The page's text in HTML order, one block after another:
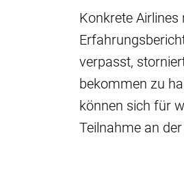
Konkrete
verpasst,
bekommen zu
können sich für
Teilnahme an